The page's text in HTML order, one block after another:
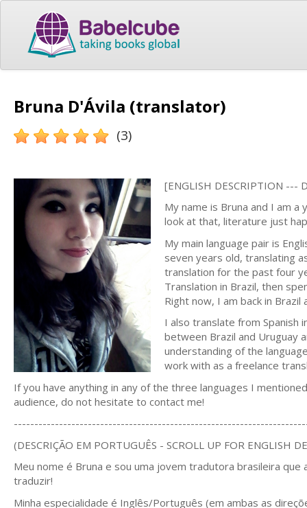
Bruna D'Ávila (translator)
(3)
[ENGLISH DESCRIPTION ---
My name is Bruna and I am
look at that, literature just
My main language pair is
seven years old, translating
translation for the past four
Translation in Brazil, then
Right now, I am back in
I also translate from Spanish
between Brazil and Uruguay
understanding of the
work with as a freelance
If you have anything in any of the three languages I
audience, do not hesitate to contact me!
(DESCRIÇÃO EM PORTUGUÊS - SCROLL UP FOR ENGLISH
Meu nome é Bruna e sou uma jovem tradutora brasileira
traduzir!
Minha especialidade é Inglês/Português (em ambas as